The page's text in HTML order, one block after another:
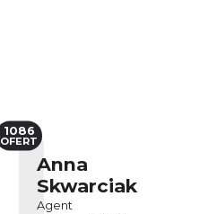
Anna
Skwarciak
Agent
1086
OFERT